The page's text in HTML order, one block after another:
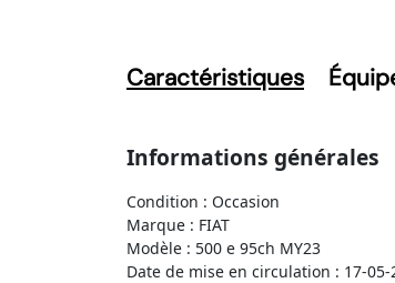
Caractéristiques
Informations générales
Condition : Occasion
Marque : FIAT
Modèle : 500 e 95ch MY23
Date de mise en circulation : 17-05-